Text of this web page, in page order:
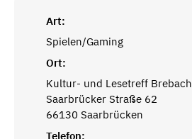
Art:
Spielen/Gaming
Ort:
Kultur- und Lesetreff Brebach
Saarbrücker Straße 62
66130 Saarbrücken
Telefon: